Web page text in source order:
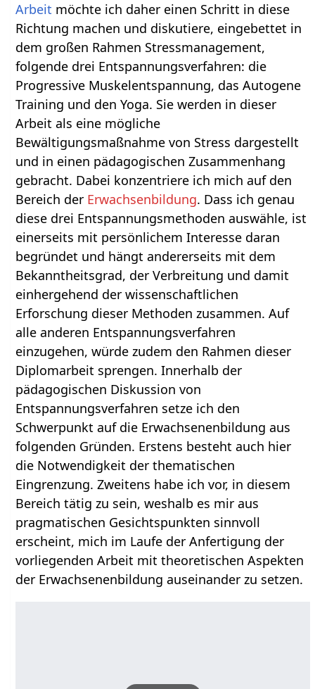
Arbeit möchte ich daher einen Schritt in diese
Richtung machen und diskutiere, eingebettet in
dem großen Rahmen Stressmanagement,
folgende drei Entspannungsverfahren: die
Progressive Muskelentspannung, das Autogene
Training und den Yoga. Sie werden in dieser
Arbeit als eine mögliche
Bewältigungsmaßnahme von Stress dargestellt
und in einen pädagogischen Zusammenhang
gebracht. Dabei konzentriere ich mich auf den
Bereich der Erwachsenbildung. Dass ich genau
diese drei Entspannungsmethoden auswähle, ist
einerseits mit persönlichem Interesse daran
begründet und hängt andererseits mit dem
Bekanntheitsgrad, der Verbreitung und damit
einhergehend der wissenschaftlichen
Erforschung dieser Methoden zusammen. Auf
alle anderen Entspannungsverfahren
einzugehen, würde zudem den Rahmen dieser
Diplomarbeit sprengen. Innerhalb der
pädagogischen Diskussion von
Entspannungsverfahren setze ich den
Schwerpunkt auf die Erwachsenenbildung aus
folgenden Gründen. Erstens besteht auch hier
die Notwendigkeit der thematischen
Eingrenzung. Zweitens habe ich vor, in diesem
Bereich tätig zu sein, weshalb es mir aus
pragmatischen Gesichtspunkten sinnvoll
erscheint, mich im Laufe der Anfertigung der
vorliegenden Arbeit mit theoretischen Aspekten
der Erwachsenenbildung auseinander zu setzen.